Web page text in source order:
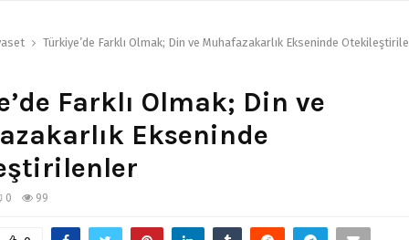
Türkiye’de Farklı Olmak; Din ve Muhafazakarlık Ekseninde
Farklı Olmak; Din ve
Ekseninde
0 99